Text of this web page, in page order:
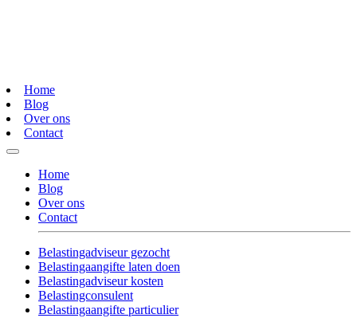
Home
Blog
Over ons
Contact
Home
Blog
Over ons
Contact
Belastingadviseur gezocht
Belastingaangifte laten doen
Belastingadviseur kosten
Belastingconsulent
Belastingaangifte particulier